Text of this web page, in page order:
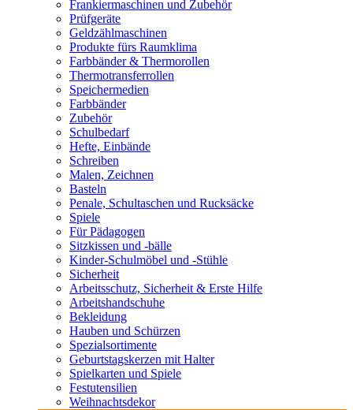
Frankiermaschinen und Zubehör
Prüfgeräte
Geldzählmaschinen
Produkte fürs Raumklima
Farbbänder & Thermorollen
Thermotransferrollen
Speichermedien
Farbbänder
Zubehör
Schulbedarf
Hefte, Einbände
Schreiben
Malen, Zeichnen
Basteln
Penale, Schultaschen und Rucksäcke
Spiele
Für Pädagogen
Sitzkissen und -bälle
Kinder-Schulmöbel und -Stühle
Sicherheit
Arbeitsschutz, Sicherheit & Erste Hilfe
Arbeitshandschuhe
Bekleidung
Hauben und Schürzen
Spezialsortimente
Geburtstagskerzen mit Halter
Spielkarten und Spiele
Festutensilien
Weihnachtsdekor